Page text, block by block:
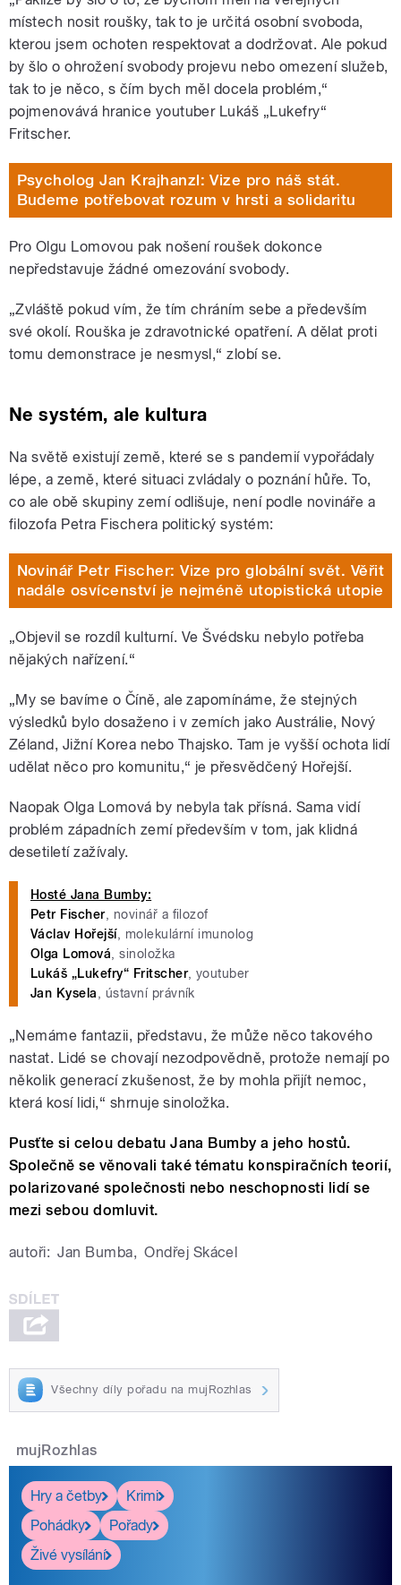
místech nosit roušky, tak to je určitá osobní svoboda,
kterou jsem ochoten respektovat a dodržovat. Ale pokud
by šlo o ohrožení svobody projevu nebo omezení služeb,
tak to je něco, s čím bych měl docela problém,“
pojmenovává hranice youtuber Lukáš „Lukefry“
Fritscher.
Psycholog Jan Krajhanzl: Vize pro náš stát.
Budeme potřebovat rozum v hrsti a solidaritu
Pro Olgu Lomovou pak nošení roušek dokonce
nepředstavuje žádné omezování svobody.
„Zvláště pokud vím, že tím chráním sebe a především
své okolí. Rouška je zdravotnické opatření. A dělat proti
tomu demonstrace je nesmysl,“ zlobí se.
Ne systém, ale kultura
Na světě existují země, které se s pandemií vypořádaly
lépe, a země, které situaci zvládaly o poznání hůře. To,
co ale obě skupiny zemí odlišuje, není podle novináře a
filozofa Petra Fischera politický systém:
Novinář Petr Fischer: Vize pro globální svět. Věřit
nadále osvícenství je nejméně utopistická utopie
„Objevil se rozdíl kulturní. Ve Švédsku nebylo potřeba
nějakých nařízení.“
„My se bavíme o Číně, ale zapomínáme, že stejných
výsledků bylo dosaženo i v zemích jako Austrálie, Nový
Zéland, Jižní Korea nebo Thajsko. Tam je vyšší ochota lidí
udělat něco pro komunitu,“ je přesvědčený Hořejší.
Naopak Olga Lomová by nebyla tak přísná. Sama vidí
problém západních zemí především v tom, jak klidná
desetiletí zažívaly.
Hosté Jana Bumby:
Petr Fischer, novinář a filozof
Václav Hořejší, molekulární imunolog
Olga Lomová
sinoložka
Lukáš „Lukefry“ Fritscher, youtuber
Jan Kysela
, ústavní právník
„Nemáme fantazii, představu, že může něco takového
nastat. Lidé se chovají nezodpovědně, protože nemají po
několik generací zkušenost, že by mohla přijít nemoc,
která kosí lidi,“ shrnuje sinoložka.
Pusťte si celou debatu Jana Bumby a jeho hostů.
Společně se věnovali také tématu konspiračních teorií,
polarizované společnosti nebo neschopnosti lidí se
mezi sebou domluvit.
autoři: Jan Bumba, Ondřej Skácel
Všechny díly pořadu na mujRozhlas
mujRozhlas
Hry a četby
Krimi
Pohádky
Pořady
Živé vysílání